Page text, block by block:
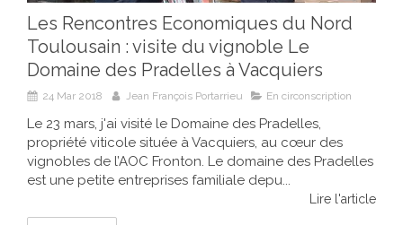
Les Rencontres Economiques du Nord
Toulousain : visite du vignoble Le
Domaine des Pradelles à Vacquiers
24 Mar 2018 Jean François Portarrieu En circonscription
Le 23 mars, j'ai visité le Domaine des Pradelles,
propriété viticole située à Vacquiers, au cœur des
vignobles de l’AOC Fronton. Le domaine des Pradelles
est une petite entreprises familiale depu...
Lire l'article